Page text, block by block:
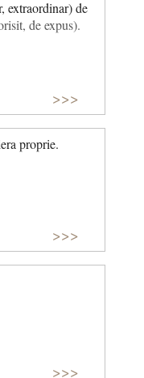
extraordinar) de
de expus).
>>>
proprie.
>>>
>>>